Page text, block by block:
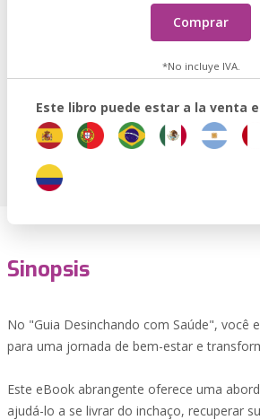
Comprar
*No incluye IVA.
Este libro puede estar a la venta
Sinopsis
No "Guia Desinchando com Saúde", você
para uma jornada de bem-estar e
Este eBook abrangente oferece uma
ajudá-lo a se livrar do inchaço, recuperar